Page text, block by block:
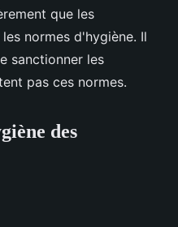
que les
normes d'hygiène. Il
sanctionner les
pas ces normes.
des